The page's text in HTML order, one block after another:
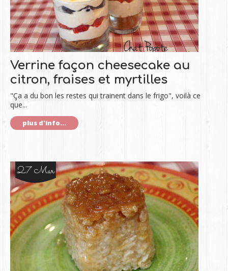
Verrine façon cheesecake au
citron, fraises et myrtilles
"Ça a du bon les restes qui trainent dans le frigo", voilà ce
que...
plus d'info...
27 Mar